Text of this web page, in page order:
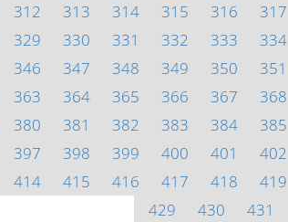
312 313 314 315 316 317
329 330 331 332 333 334
346 347 348 349 350 351
363 364 365 366 367 368
380 381 382 383 384 385
397 398 399 400 401 402
414 415 416 417 418 419
429
430 431